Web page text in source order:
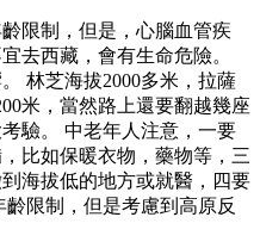
限制，但是，心腦血管疾
去西藏，會有生命危險。
林芝海拔2000多米，拉薩
米，當然路上還要翻越幾座
驗。 中老年人注意，一要
比如保暖衣物，藥物等，三
海拔低的地方或就醫，四要
限制，但是考慮到高原反